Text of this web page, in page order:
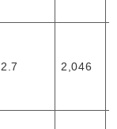
2.7 2,046